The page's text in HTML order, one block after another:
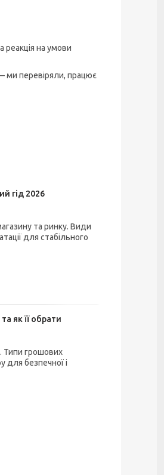
реакція на умови
ми перевіряли, працює
гід 2026
та ринку. Види
для стабільного
як її обрати
Типи грошових
для безпечної і